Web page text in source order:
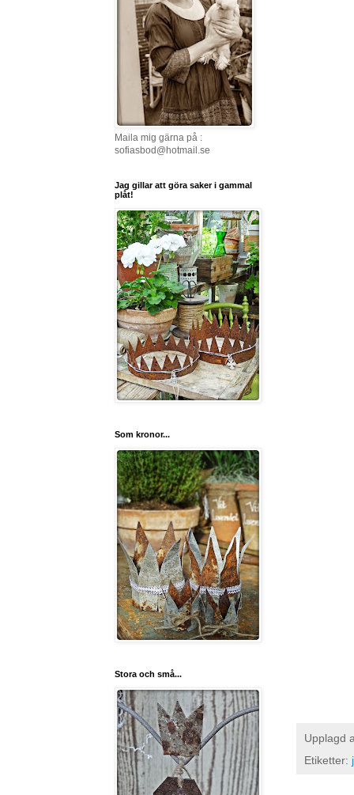
Upplagd
Etiketter:
Maila mig gärna på :
sofiasbod@hotmail.se
Jag gillar att göra saker i gammal
plåt!
Som kronor...
Stora och små...